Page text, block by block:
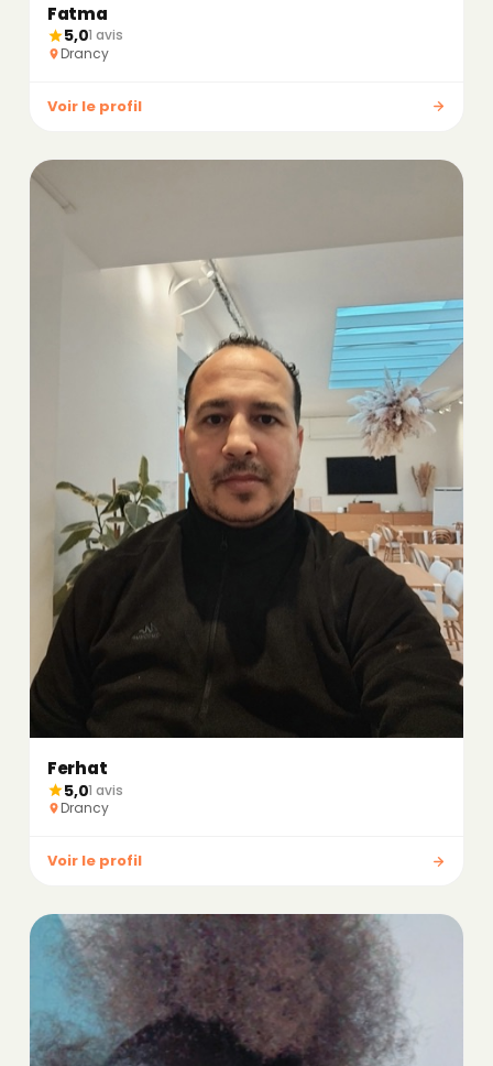
Fatma
5,01 avis
Drancy
Voir le profil
Ferhat
5,01 avis
Drancy
Voir le profil